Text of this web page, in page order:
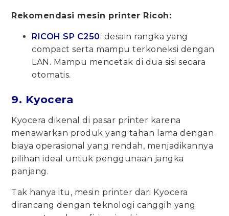
Rekomendasi mesin printer Ricoh:
RICOH SP C250: desain rangka yang
compact serta mampu terkoneksi dengan
LAN. Mampu mencetak di dua sisi secara
otomatis.
9. Kyocera
Kyocera dikenal di pasar printer karena
menawarkan produk yang tahan lama dengan
biaya operasional yang rendah, menjadikannya
pilihan ideal untuk penggunaan jangka
panjang.
Tak hanya itu, mesin printer dari Kyocera
dirancang dengan teknologi canggih yang